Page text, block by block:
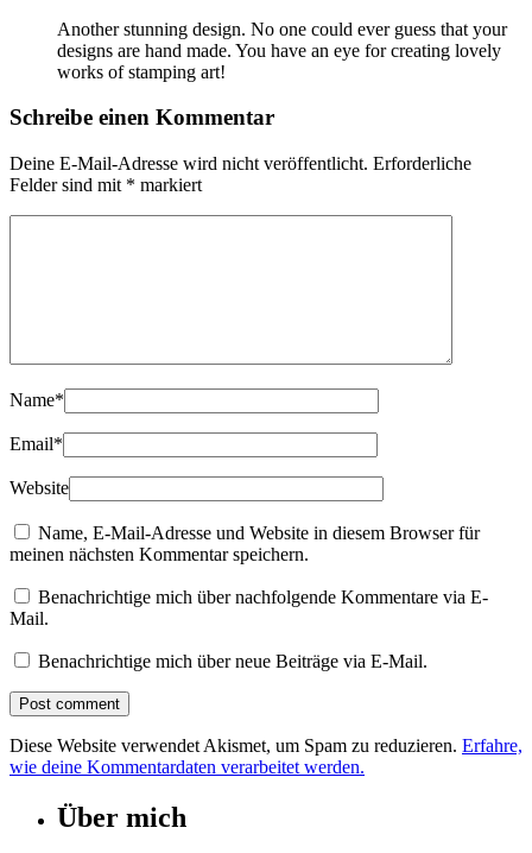
Another stunning design. No one could ever guess that your
designs are hand made. You have an eye for creating lovely
works of stamping art!
Schreibe einen Kommentar
Deine E-Mail-Adresse wird nicht veröffentlicht. Erforderliche
Felder sind mit * markiert
Name*
Email*
Website
Name, E-Mail-Adresse und Website in diesem Browser für
meinen nächsten Kommentar speichern.
Benachrichtige mich über nachfolgende Kommentare via E-
Mail.
Benachrichtige mich über neue Beiträge via E-Mail.
Diese Website verwendet Akismet, um Spam zu reduzieren. Erfahre,
wie deine Kommentardaten verarbeitet werden.
Über mich